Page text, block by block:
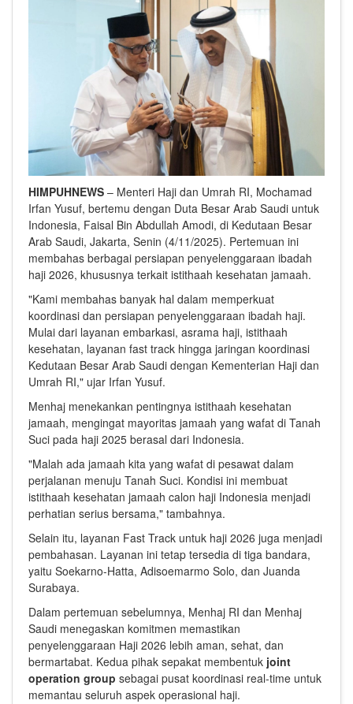
HIMPUHNEWS – Menteri Haji dan Umrah RI, Mochamad
Irfan Yusuf, bertemu dengan Duta Besar Arab Saudi untuk
Indonesia, Faisal Bin Abdullah Amodi, di Kedutaan Besar
Arab Saudi, Jakarta, Senin (4/11/2025). Pertemuan ini
membahas berbagai persiapan penyelenggaraan ibadah
haji 2026, khususnya terkait istithaah kesehatan jamaah.
"Kami membahas banyak hal dalam memperkuat
koordinasi dan persiapan penyelenggaraan ibadah haji.
Mulai dari layanan embarkasi, asrama haji, istithaah
kesehatan, layanan fast track hingga jaringan koordinasi
Kedutaan Besar Arab Saudi dengan Kementerian Haji dan
Umrah RI," ujar Irfan Yusuf.
Menhaj menekankan pentingnya istithaah kesehatan
jamaah, mengingat mayoritas jamaah yang wafat di Tanah
Suci pada haji 2025 berasal dari Indonesia.
"Malah ada jamaah kita yang wafat di pesawat dalam
perjalanan menuju Tanah Suci. Kondisi ini membuat
istithaah kesehatan jamaah calon haji Indonesia menjadi
perhatian serius bersama," tambahnya.
Selain itu, layanan Fast Track untuk haji 2026 juga menjadi
pembahasan. Layanan ini tetap tersedia di tiga bandara,
yaitu Soekarno-Hatta, Adisoemarmo Solo, dan Juanda
Surabaya.
Dalam pertemuan sebelumnya, Menhaj RI dan Menhaj
Saudi menegaskan komitmen memastikan
penyelenggaraan Haji 2026 lebih aman, sehat, dan
bermartabat. Kedua pihak sepakat membentuk joint
operation group sebagai pusat koordinasi real-time untuk
memantau seluruh aspek operasional haji.